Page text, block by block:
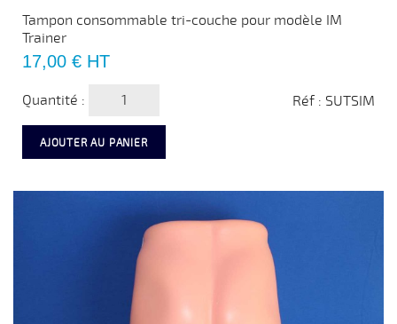
Tampon consommable tri-couche pour modèle IM
Trainer
Prix
17,00 € HT
Quantité : Réf : SUTSIM
AJOUTER AU PANIER